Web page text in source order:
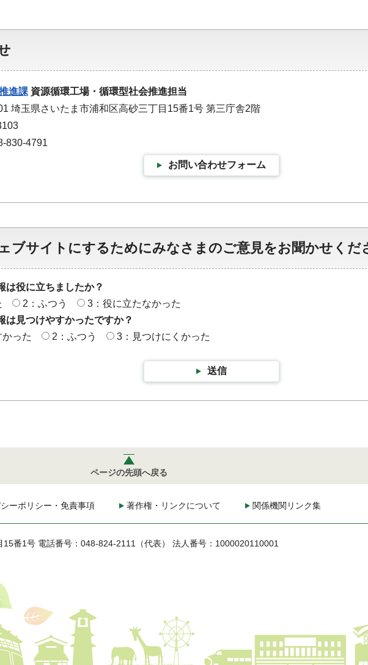
進課 資源循環工場・循環型社会推進担当
埼玉県さいたま市浦和区高砂三丁目15番1号 第三庁舎2階
830-4791
お問い合わせフォーム
ブサイトにするためにみなさまのご意見をお聞かせくだ
は役に立ちましたか？
2：ふつう
3：役に立たなかった
は見つけやすかったですか？
った
2：ふつう 3：見つけにくかった
送信
ページの先頭へ戻る
ーポリシー・免責事項 著作権・リンクについて 関係機関リンク集
15番1号 電話番号：048-824-2111（代表） 法人番号：1000020110001